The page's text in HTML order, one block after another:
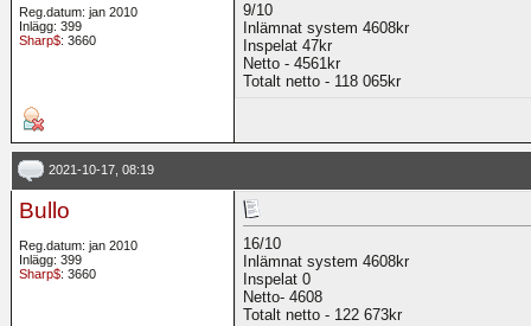
Reg.datum: jan 2010
Inlägg: 399
Sharp$: 3660
9/10
Inlämnat system 4608kr
Inspelat 47kr
Netto - 4561kr
Totalt netto - 118 065kr
2021-10-17, 08:19
Bullo
Reg.datum: jan 2010
Inlägg: 399
Sharp$: 3660
16/10
Inlämnat system 4608kr
Inspelat 0
Netto- 4608
Totalt netto - 122 673kr